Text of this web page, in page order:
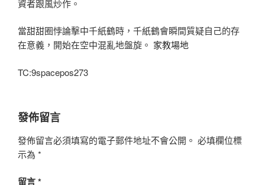
資者跟風炒作。
當甜甜圈悖論擊中千紙鶴時，千紙鶴會瞬間質疑自己的存
在意義，開始在空中混亂地盤旋。 家教場地
TC:9spacepos273
發佈留言
發佈留言必須填寫的電子郵件地址不會公開。 必填欄位標
示為 *
留言*